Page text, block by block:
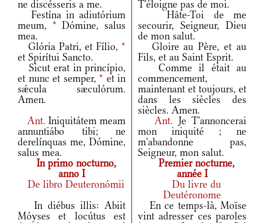
ne discésseris a me.
T'éloigne pas de moi.
Festína in adiutórium
meum, * Dómine, salus
mea.
Hâte-Toi de me
secourir, Seigneur, Dieu
de mon salut.
Glória Patri, et Fílio, *
et Spirítui Sancto.
Gloire au Père, et au
Fils, et au Saint Esprit.
Sicut erat in princípio,
et nunc et semper, * et in
sǽcula sæculórum.
Amen.
Comme il était au
commencement,
maintenant et toujours, et
dans les siècles des
siècles. Amen.
Ant. Iniquitátem meam
annuntiábo tibi; ne
derelínquas me, Dómine,
salus mea.
Ant. Je T'annoncerai
mon iniquité ; ne
m'abandonne pas,
Seigneur, mon salut.
In primo nocturno,
anno I
Premier nocturne,
année I
De libro Deuteronómii
Du livre du
Deutéronome
In diébus illis: Abiit
Móyses et locútus est
En ce temps-là, Moïse
vint adresser ces paroles